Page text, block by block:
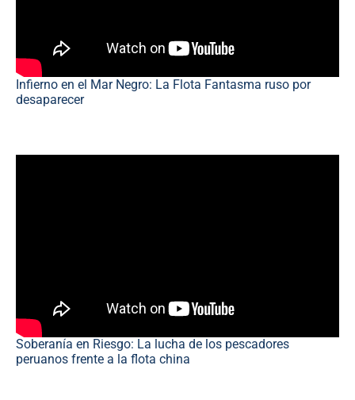
Infierno en el Mar Negro: La Flota Fantasma ruso por
desaparecer
Soberanía en Riesgo: La lucha de los pescadores
peruanos frente a la flota china